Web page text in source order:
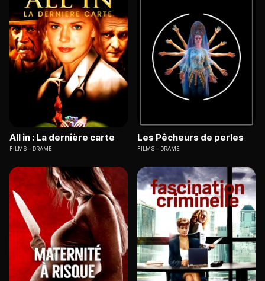
All in : La dernière carte
FILMS DRAME
Les Pêcheurs de perles
FILMS DRAME